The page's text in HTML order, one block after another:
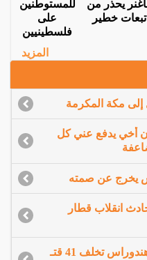
يحذر من
تبعات خطير
للمستوطنين
على
فلسطينيين
المزيد
إلى مكة المكرمة
أخي يدفع عني كل
يخرج عن صمته
وإصابة 34 في حادث انقلاب قطار
مذبـ حة داخل سجن للنساء في هندوراس تخلف 41 قتـ